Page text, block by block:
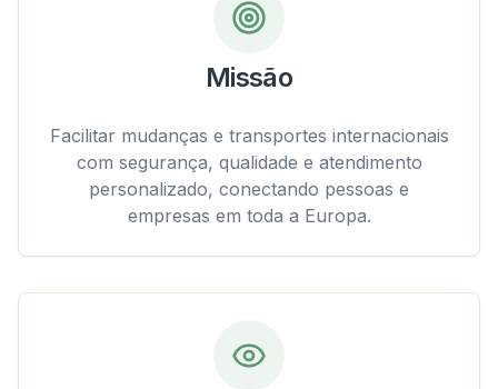
Missão
Facilitar mudanças e transportes internacionais
com segurança, qualidade e atendimento
personalizado, conectando pessoas e
empresas em toda a Europa.